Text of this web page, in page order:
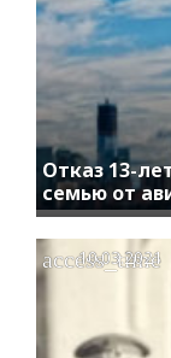
Отказ 13-
семью от
access_time
10.03.2021